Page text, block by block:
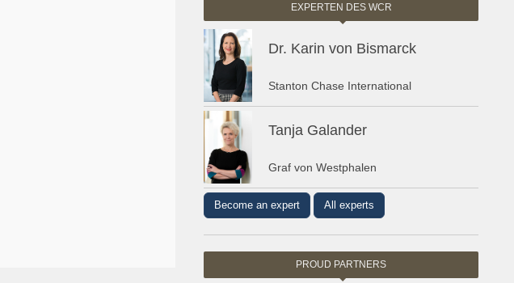
EXPERTEN DES WCR
Dr. Karin von Bismarck
Stanton Chase International
Tanja Galander
Graf von Westphalen
Become an expert All experts
PROUD PARTNERS